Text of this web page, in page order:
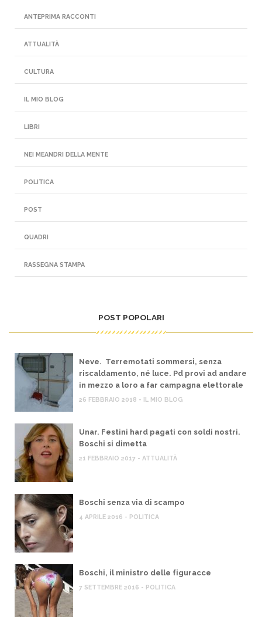
ANTEPRIMA RACCONTI
ATTUALITÀ
CULTURA
IL MIO BLOG
LIBRI
NEI MEANDRI DELLA MENTE
POLITICA
POST
QUADRI
RASSEGNA STAMPA
POST POPOLARI
Neve. Terremotati sommersi, senza
riscaldamento, né luce. Pd provi ad andare
in mezzo a loro a far campagna elettorale
26 FEBBRAIO 2018 - IL MIO BLOG
Unar. Festini hard pagati con soldi nostri.
Boschi si dimetta
21 FEBBRAIO 2017 - ATTUALITÀ
Boschi senza via di scampo
4 APRILE 2016 - POLITICA
Boschi, il ministro delle figuracce
7 SETTEMBRE 2016 - POLITICA